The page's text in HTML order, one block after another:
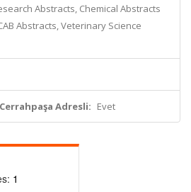
Abstracts, Chemical Abstracts
Abstracts, Veterinary Science
Adresli: Evet
1